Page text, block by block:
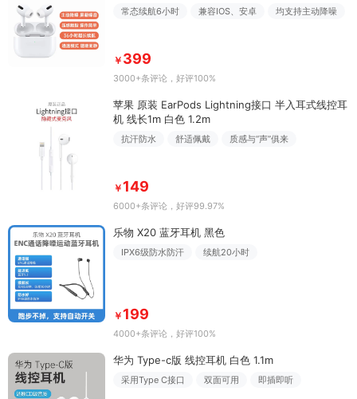
常态续航6小时 兼容IOS、安卓 均支持主动降噪
￥ 399
3000+条评论 ，好评100%
苹果 原装 EarPods Lightning接口 半入耳式线控耳
机 线长1m 白色 1.2m
抗汗防水 舒适佩戴 质感与“声”俱来
￥ 149
6000+条评论 ，好评99.97%
乐物 X20 蓝牙耳机 黑色
IPX6级防水防汗 续航20小时
￥ 199
4000+条评论 ，好评100%
华为 Type-c版 线控耳机 白色 1.1m
采用Type C接口 双面可用 即插即听